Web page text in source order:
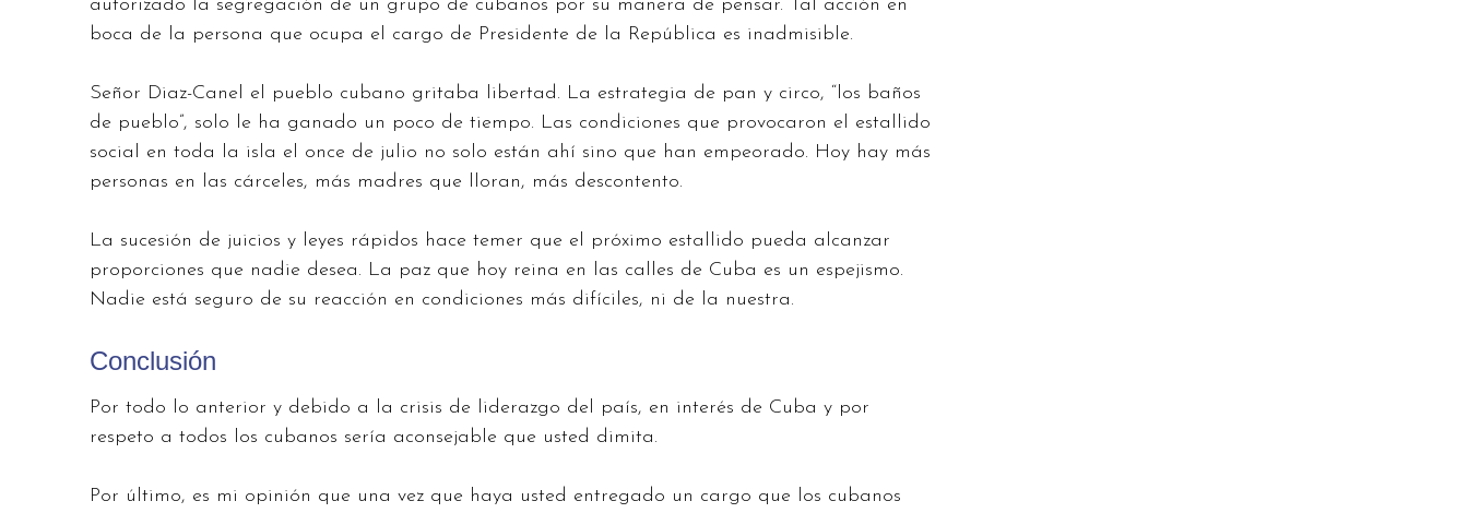
autorizado la segregación de un grupo de cubanos por su manera de pensar. Tal acción en
boca de la persona que ocupa el cargo de Presidente de la República es inadmisible.
Señor Diaz-Canel el pueblo cubano gritaba libertad. La estrategia de pan y circo, “los baños
de pueblo”, solo le ha ganado un poco de tiempo. Las condiciones que provocaron el estallido
social en toda la isla el once de julio no solo están ahí sino que han empeorado. Hoy hay más
personas en las cárceles, más madres que lloran, más descontento.
La sucesión de juicios y leyes rápidos hace temer que el próximo estallido pueda alcanzar
proporciones que nadie desea. La paz que hoy reina en las calles de Cuba es un espejismo.
Nadie está seguro de su reacción en condiciones más difíciles, ni de la nuestra.
Conclusión
Por todo lo anterior y debido a la crisis de liderazgo del país, en interés de Cuba y por
respeto a todos los cubanos sería aconsejable que usted dimita.
Por último, es mi opinión que una vez que haya usted entregado un cargo que los cubanos